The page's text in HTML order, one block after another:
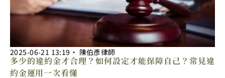
2025-06-21 13:19 ‧ 陳伯彥律師
多少的違約金才合理？如何設定才能保障自己？常見違
約金運用一次看懂